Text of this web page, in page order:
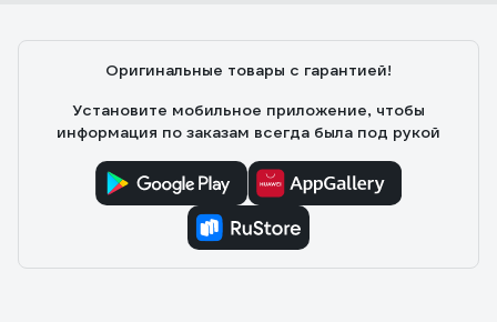
Оригинальные товары с гарантией!
Установите мобильное приложение, чтобы
информация по заказам всегда была под рукой